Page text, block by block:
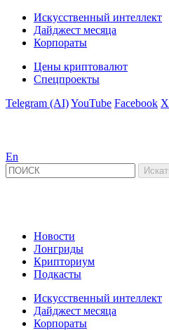
Искусственный интеллект
Дайджест месяца
Корпораты
Цены криптовалют
Спецпроекты
Telegram (AI)YouTube Facebook X
En
Новости
Лонгриды
Крипториум
Подкасты
Искусственный интеллект
Дайджест месяца
Корпораты